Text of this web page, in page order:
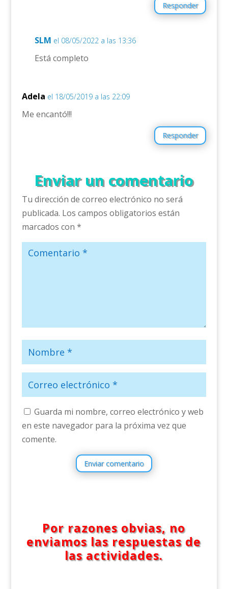
Responder
SLM el 08/05/2022 a las 13:36
Está completo
Adela el 18/05/2019 a las 22:09
Me encantó!!!
Responder
Enviar un comentario
Tu dirección de correo electrónico no será
publicada. Los campos obligatorios están
marcados con *
Guarda mi nombre, correo electrónico y web
en este navegador para la próxima vez que
comente.
Enviar comentario
Por razones obvias, no
enviamos las respuestas de
las actividades.